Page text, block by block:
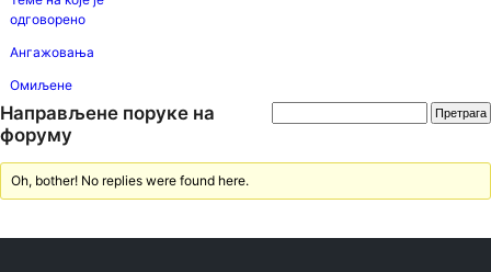
одговорено
Ангажовања
Омиљене
Направљене поруке на
форуму
Oh, bother! No replies were found here.